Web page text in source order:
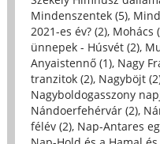
Mindenszentek (5),
2021-es év? (2), Mohács
ünnepek - Húsvét (2),
Anyaistennő (1), Nagy
tranzitok (2), Nagyböjt
Nagyboldogasszony
Nándoerfehérvár (2),
félév (2), Nap-Antares